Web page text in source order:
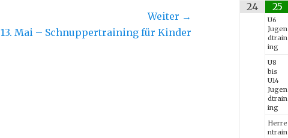
Weiter →
13. Mai – Schnuppertraining für Kinder
24 25
U6
Jugen
dtrain
ing
U8
bis
U14
Jugen
dtrain
ing
Herre
ntrain